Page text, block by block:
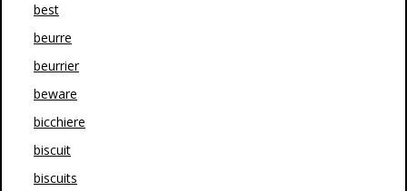
best
beurre
beurrier
beware
bicchiere
biscuit
biscuits